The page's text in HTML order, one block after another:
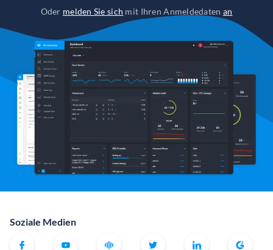
Oder melden Sie sich mit Ihren Anmeldedaten an
Soziale Medien